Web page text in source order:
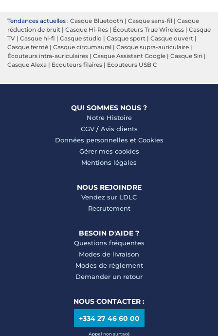
Tendances actuelles : Casque Bluetooth | Casque sans-fil | Casque
réduction de bruit | Casque Hi-Res | Écouteurs True Wireless | Casque
TV | Casque hi-fi | Casque studio | Casque sport | Casque ouvert |
Casque fermé | Casque circumaural | Casque supra-auriculaire |
Écouteurs intra-auriculaires | Casque Assistant Google | Casque Siri |
Casque Alexa | Ecouteurs filaires | Ecouteurs USB C
QUI SOMMES NOUS ?
Notre Histoire
CGV/ Avis clients
Données personnelles et Cookies
Gérer mes cookies
Mentions légales
NOUS REJOINDRE
Vendez sur LDLC
Recrutement
BESOIN D'AIDE ?
Questions fréquentes
Modes de livraison
Modes de règlement
Demander un retour
NOUS CONTACTER :
+334 27 46 60 00
Appel non surtaxé